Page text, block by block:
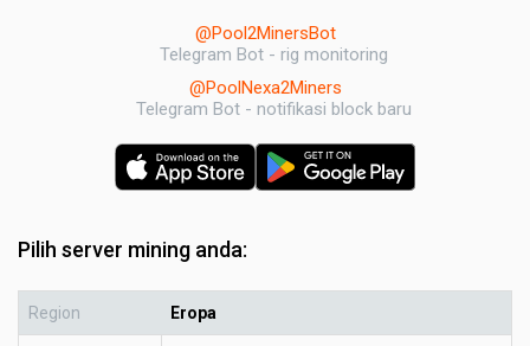
@Pool2MinersBot
Telegram Bot - rig monitoring
@PoolNexa2Miners
Telegram Bot - notifikasi block baru
Pilih server mining anda:
Region Eropa